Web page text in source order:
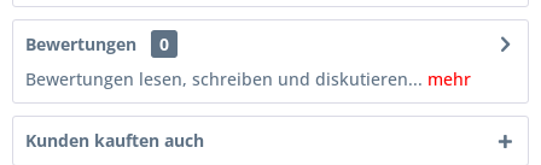
Bewertungen
0
Bewertungen lesen, schreiben und diskutieren... mehr
Kunden kauften auch